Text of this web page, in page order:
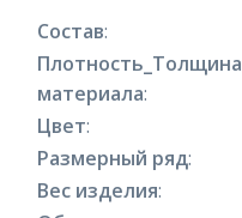
Состав:
Плотность_Толщина
материала:
Цвет:
Размерный ряд:
Вес изделия: